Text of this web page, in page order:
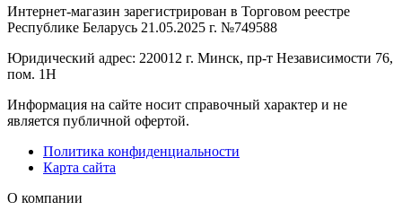
Интернет-магазин зарегистрирован в Торговом реестре
Республике Беларусь 21.05.2025 г. №749588
Юридический адрес: 220012 г. Минск, пр-т Независимости 76,
пом. 1Н
Информация на сайте носит справочный характер и не
является публичной офертой.
Политика конфиденциальности
Карта сайта
О компании